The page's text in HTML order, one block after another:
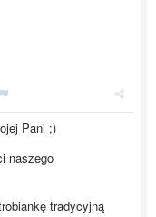
Pani ;)
naszego
tradycyjną